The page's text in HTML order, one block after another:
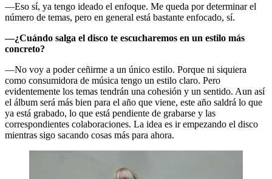
—Eso sí, ya tengo ideado el enfoque. Me queda por determinar el
número de temas, pero en general está bastante enfocado, sí.
—¿Cuándo salga el disco te escucharemos en un estilo más
concreto?
—No voy a poder ceñirme a un único estilo. Porque ni siquiera
como consumidora de música tengo un estilo claro. Pero
evidentemente los temas tendrán una cohesión y un sentido. Aun así
el álbum será más bien para el año que viene, este año saldrá lo que
ya está grabado, lo que está pendiente de grabarse y las
correspondientes colaboraciones. La idea es ir empezando el disco
mientras sigo sacando cosas más para ahora.